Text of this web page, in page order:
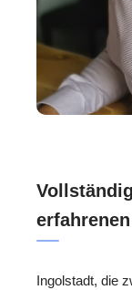
Ingolstadt, die